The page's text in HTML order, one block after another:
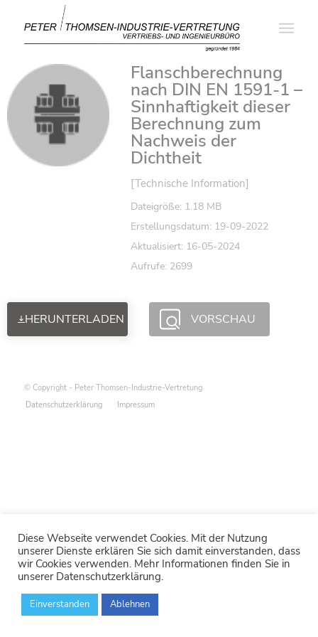
Flanschberechnung
nach DIN EN 1591-1 –
Sinnhaftigkeit dieser
Berechnung zum
Nachweis der
Dichtheit
[Technische Information]
Dateigröße: 1.18 MB
Erstellungsdatum: 19-09-2022
Aktualisiert: 16-05-2024
Aufrufe: 2699
HERUNTERLADEN VORSCHAU
© Copyright - Peter Thomsen-Industrie-Vertretung
Datenschutzerklärung
Impressum
Diese Webseite verwendet Cookies. Mit der Nutzung
unserer Dienste erklären Sie sich damit einverstanden, dass
wir Cookies verwenden. Mehr Informationen finden Sie in
unserer Datenschutzerklärung.
Einverstanden Ablehnen